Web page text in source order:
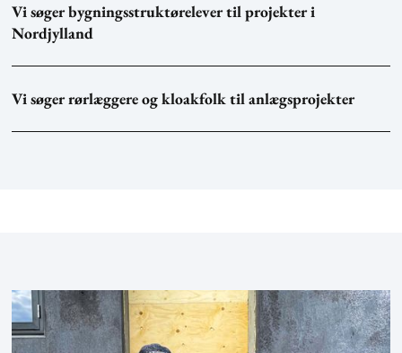
Vi søger bygningsstruktørelever til projekter i
Nordjylland
Vi søger rørlæggere og kloakfolk til anlægsprojekter